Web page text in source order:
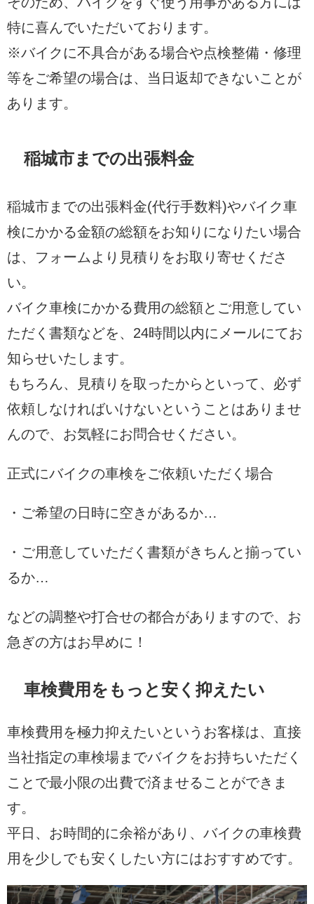
特に喜んでいただいております。
※バイクに不具合がある場合や点検整備・修理
等をご希望の場合は、当日返却できないことが
あります。
稲城市までの出張料金
稲城市までの出張料金(代行手数料)やバイク車
検にかかる金額の総額をお知りになりたい場合
は、フォームより見積りをお取り寄せくださ
い。
バイク車検にかかる費用の総額とご用意してい
ただく書類などを、24時間以内にメールにてお
知らせいたします。
もちろん、見積りを取ったからといって、必ず
依頼しなければいけないということはありませ
んので、お気軽にお問合せください。
正式にバイクの車検をご依頼いただく場合
・ご希望の日時に空きがあるか…
・ご用意していただく書類がきちんと揃ってい
るか…
などの調整や打合せの都合がありますので、お
急ぎの方はお早めに！
車検費用をもっと安く抑えたい
車検費用を極力抑えたいというお客様は、直接
当社指定の車検場までバイクをお持ちいただく
ことで最小限の出費で済ませることができま
す。
平日、お時間的に余裕があり、バイクの車検費
用を少しでも安くしたい方にはおすすめです。